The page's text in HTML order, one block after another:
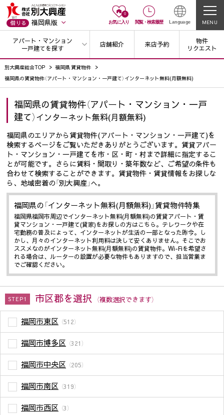
借りる 福岡県版
0
お気に入り 閲覧・ 検索履歴 Language MENU
アパート・マンション
一戸建てを探す
店舗紹介 来店予約
物件
リクエスト
別大興産総合TOP
福岡県 賃貸物件
福岡県の賃貸物件（アパート・マンション・一戸建て）インターネット無料(月額無料)
福岡県の賃貸物件（アパート・マンション・一戸
建て）インターネット無料(月額無料)
福岡県のエリアから賃貸物件(アパート・マンション・一戸建て)を
検索するページをご覧いただきありがとうございます。賃貸アパー
ト・マンション・一戸建てを市・区・町・村まで詳細に指定するこ
とが可能です。さらに賃料・間取り・築年数など、ご希望の条件も
合わせて検索することができます。賃貸物件・賃貸情報をお探しな
ら、地域密着の「別大興産」へ。
福岡県の「インターネット無料(月額無料)」賃貸物件特集
福岡県福岡市周辺でインターネット無料(月額無料)の賃貸アパート・賃
貸マンション・一戸建て(貸家)をお探しの方はこちら。テレワークや在
宅勤務の普及によって、インターネットが生活の一部となった昨今。し
かし、月々のインターネット利用料は決して安くありません。そこでお
ススメなのがインターネット無料(月額無料)の賃貸物件。Wi-Fiを希望さ
れる場合は、ルーターの設置が必要な物件もありますので、担当営業ま
でご確認ください。
STEP1 市区郡を選択 （複数選択できます）
福岡市東区 （512）
福岡市博多区 （321）
福岡市中央区 （205）
福岡市南区 （319）
福岡市西区 （3）